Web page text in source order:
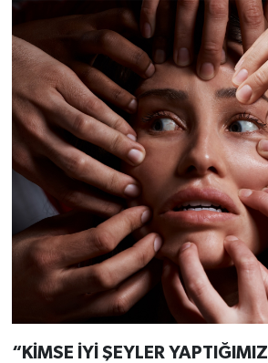
“KİMSE İYİ ŞEYLER YAPTIĞIMIZI